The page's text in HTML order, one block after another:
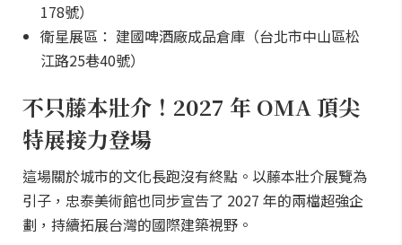
178號）
衛星展區： 建國啤酒廠成品倉庫（台北市中山區松
江路25巷40號）
不只藤本壯介！2027 年 OMA 頂尖
特展接力登場
這場關於城市的文化長跑沒有終點。以藤本壯介展覽為
引子，忠泰美術館也同步宣告了 2027 年的兩檔超強企
劃，持續拓展台灣的國際建築視野。